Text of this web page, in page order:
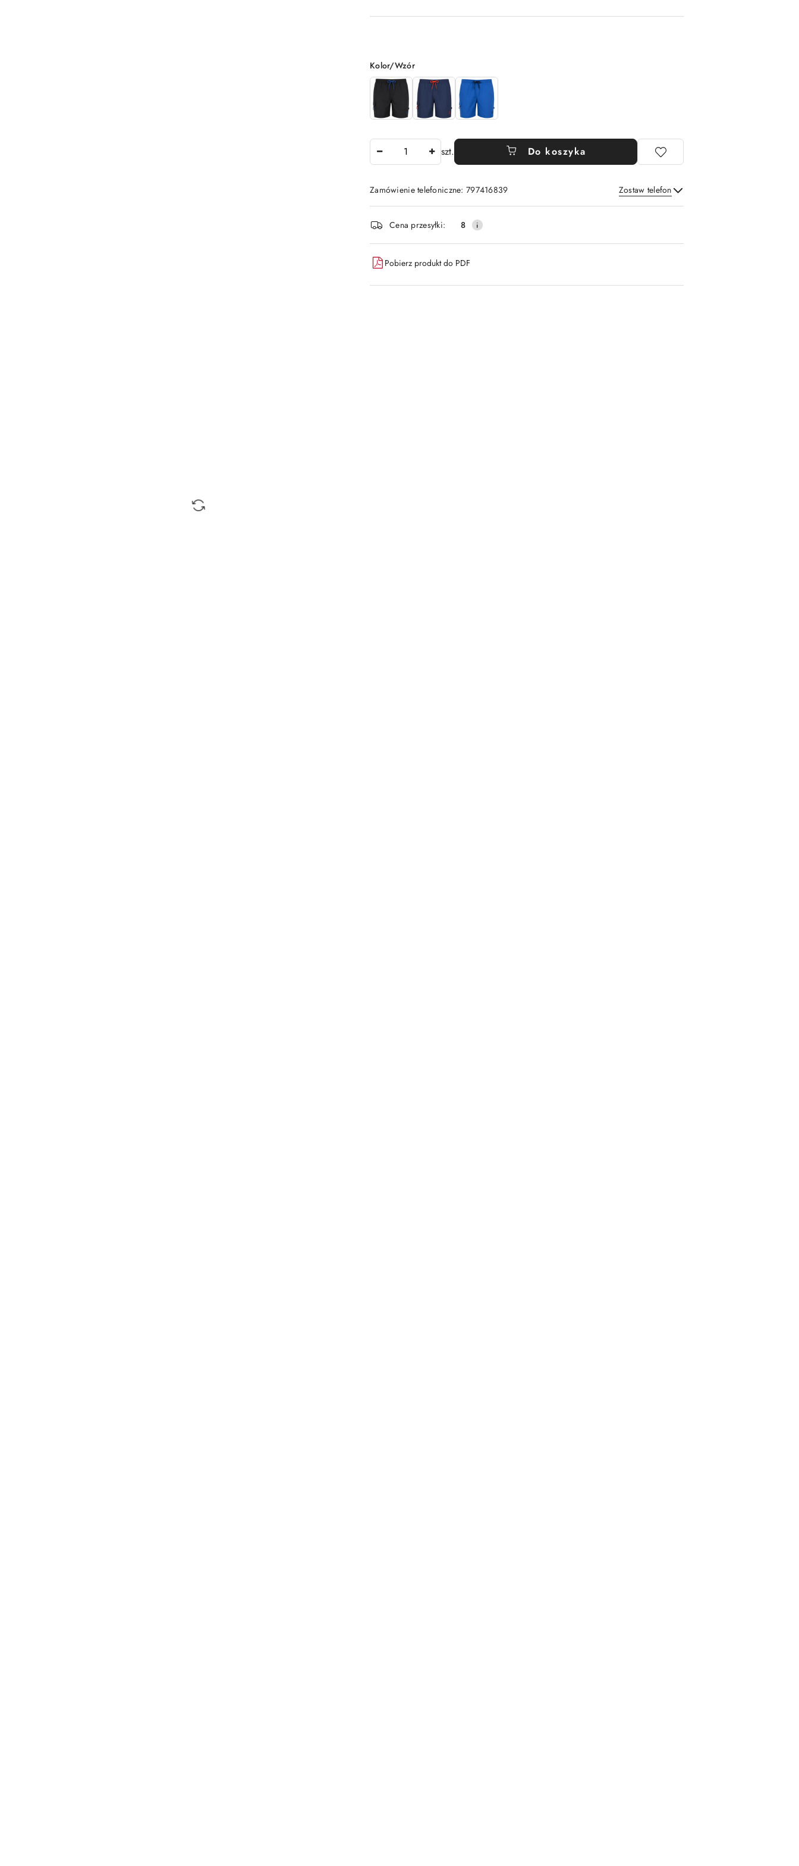
Wariant
Kolor/Wzór
szt. Do koszyka
Zamówienie telefoniczne: 797416839 Zostaw telefon
Wyślij
Dostępność
i
dostawa
Cena przesyłki: 8
Pobierz produkt do PDF